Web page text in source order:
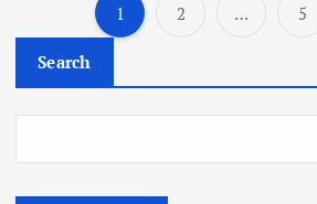
P
o
1 2 … 5
Search